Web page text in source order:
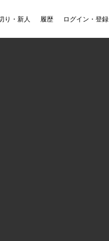
り・新人 履歴 ログイン・登録